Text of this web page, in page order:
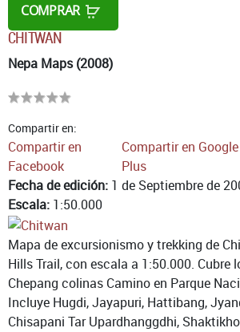
COMPRAR
CHITWAN
Nepa Maps (2008)
Compartir en:
Compartir en
Facebook
Compartir en Google
Plus
Fecha de edición: 1 de Septiembre de
Escala: 1:50.000
Mapa de excursionismo y trekking de
Hills Trail, con escala a 1:50.000. Cubre
Chepang colinas Camino en Parque
Incluye Hugdi, Jayapuri, Hattibang,
Chisapani Tar Upardhanggdhi,